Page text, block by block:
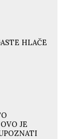
HLAČE
JE